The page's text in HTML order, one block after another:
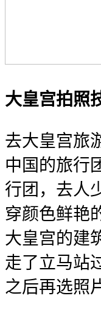
大皇宫拍照
去大皇宫旅
中国的旅行
行团，去人
穿颜色鲜艳
大皇宫的建
走了立马站
之后再选照